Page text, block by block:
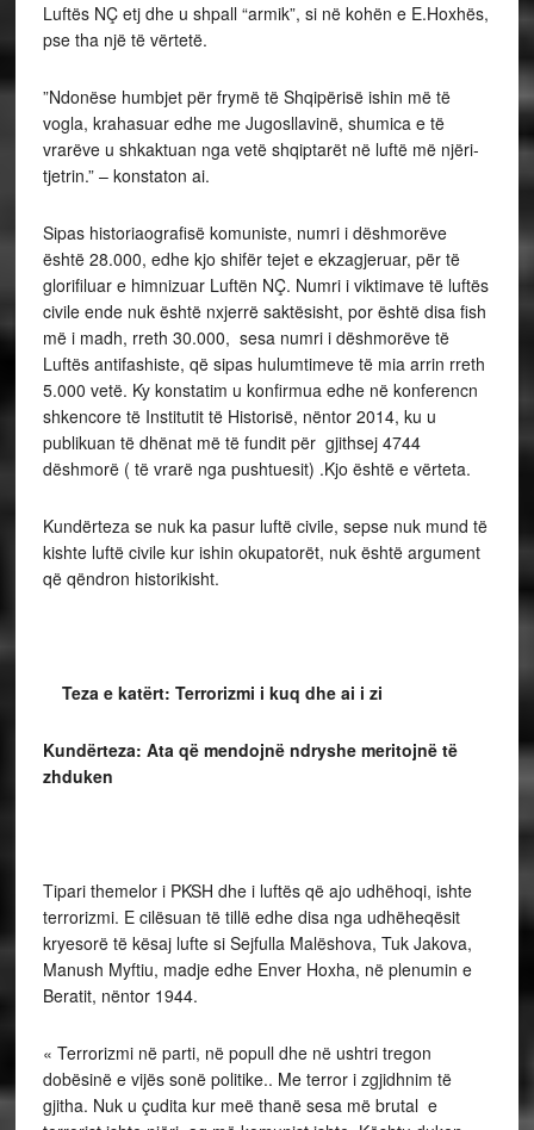
Luftës NÇ etj dhe u shpall “armik”, si në kohën e E.Hoxhës,
pse tha një të vërtetë.
”Ndonëse humbjet për frymë të Shqipërisë ishin më të
vogla, krahasuar edhe me Jugosllavinë, shumica e të
vrarëve u shkaktuan nga vetë shqiptarët në luftë më njëri-
tjetrin.” – konstaton ai.
Sipas historiaografisë komuniste, numri i dëshmorëve
është 28.000, edhe kjo shifër tejet e ekzagjeruar, për të
glorifiluar e himnizuar Luftën NÇ. Numri i viktimave të luftës
civile ende nuk është nxjerrë saktësisht, por është disa fish
më i madh, rreth 30.000, sesa numri i dëshmorëve të
Luftës antifashiste, që sipas hulumtimeve të mia arrin rreth
5.000 vetë. Ky konstatim u konfirmua edhe në konferencn
shkencore të Institutit të Historisë, nëntor 2014, ku u
publikuan të dhënat më të fundit për gjithsej 4744
dëshmorë ( të vrarë nga pushtuesit) .Kjo është e vërteta.
Kundërteza se nuk ka pasur luftë civile, sepse nuk mund të
kishte luftë civile kur ishin okupatorët, nuk është argument
që qëndron historikisht.
Teza e katërt: Terrorizmi i kuq dhe ai i zi
Kundërteza: Ata që mendojnë ndryshe meritojnë të
zhduken
Tipari themelor i PKSH dhe i luftës që ajo udhëhoqi, ishte
terrorizmi. E cilësuan të tillë edhe disa nga udhëheqësit
kryesorë të kësaj lufte si Sejfulla Malëshova, Tuk Jakova,
Manush Myftiu, madje edhe Enver Hoxha, në plenumin e
Beratit, nëntor 1944.
« Terrorizmi në parti, në popull dhe në ushtri tregon
dobësinë e vijës sonë politike.. Me terror i zgjidhnim të
gjitha. Nuk u çudita kur meë thanë sesa më brutal e